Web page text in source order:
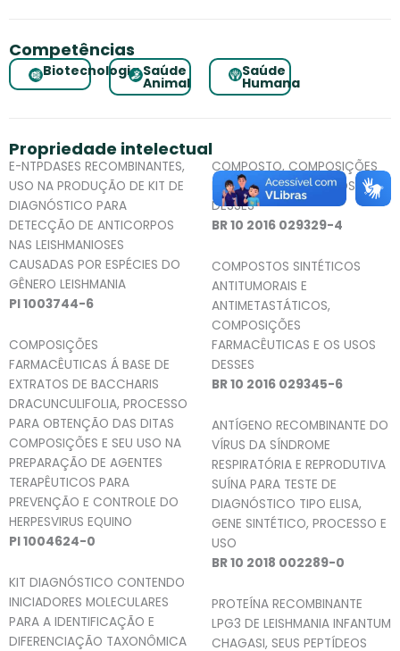
Competências
Biotecnologia Saúde
Animal
Saúde
Humana
Propriedade intelectual
E-NTPDASES RECOMBINANTES,
USO NA PRODUÇÃO DE KIT DE
DIAGNÓSTICO PARA
DETECÇÃO DE ANTICORPOS
NAS LEISHMANIOSES
CAUSADAS POR ESPÉCIES DO
GÊNERO LEISHMANIA
PI 1003744-6
COMPOSIÇÕES
FARMACÊUTICAS Á BASE DE
EXTRATOS DE BACCHARIS
DRACUNCULIFOLIA, PROCESSO
PARA OBTENÇÃO DAS DITAS
COMPOSIÇÕES E SEU USO NA
PREPARAÇÃO DE AGENTES
TERAPÊUTICOS PARA
PREVENÇÃO E CONTROLE DO
HERPESVIRUS EQUINO
PI 1004624-0
KIT DIAGNÓSTICO CONTENDO
INICIADORES MOLECULARES
PARA A IDENTIFICAÇÃO E
DIFERENCIAÇÃO TAXONÔMICA
COMPOSTO, COMPOSIÇÕES
FARMACÊUTICAS E USOS
DESSES
BR 10 2016 029329-4
COMPOSTOS SINTÉTICOS
ANTITUMORAIS E
ANTIMETASTÁTICOS,
COMPOSIÇÕES
FARMACÊUTICAS E OS USOS
DESSES
BR 10 2016 029345-6
ANTÍGENO RECOMBINANTE DO
VÍRUS DA SÍNDROME
RESPIRATÓRIA E REPRODUTIVA
SUÍNA PARA TESTE DE
DIAGNÓSTICO TIPO ELISA,
GENE SINTÉTICO, PROCESSO E
USO
BR 10 2018 002289-0
PROTEÍNA RECOMBINANTE
LPG3 DE LEISHMANIA INFANTUM
CHAGASI, SEUS PEPTÍDEOS